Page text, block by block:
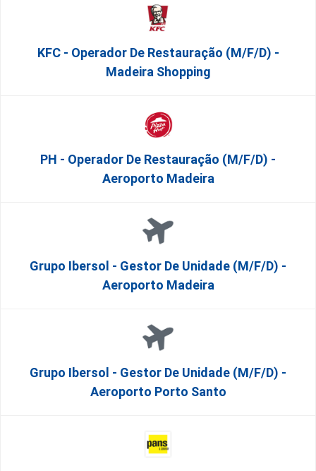
KFC - Operador De Restauração (m/f/d) -
Madeira Shopping
PH - Operador De Restauração (m/f/d) -
Aeroporto Madeira
Grupo Ibersol - Gestor De Unidade (m/f/d) -
Aeroporto Madeira
Grupo Ibersol - Gestor De Unidade (m/f/d) -
Aeroporto Porto Santo